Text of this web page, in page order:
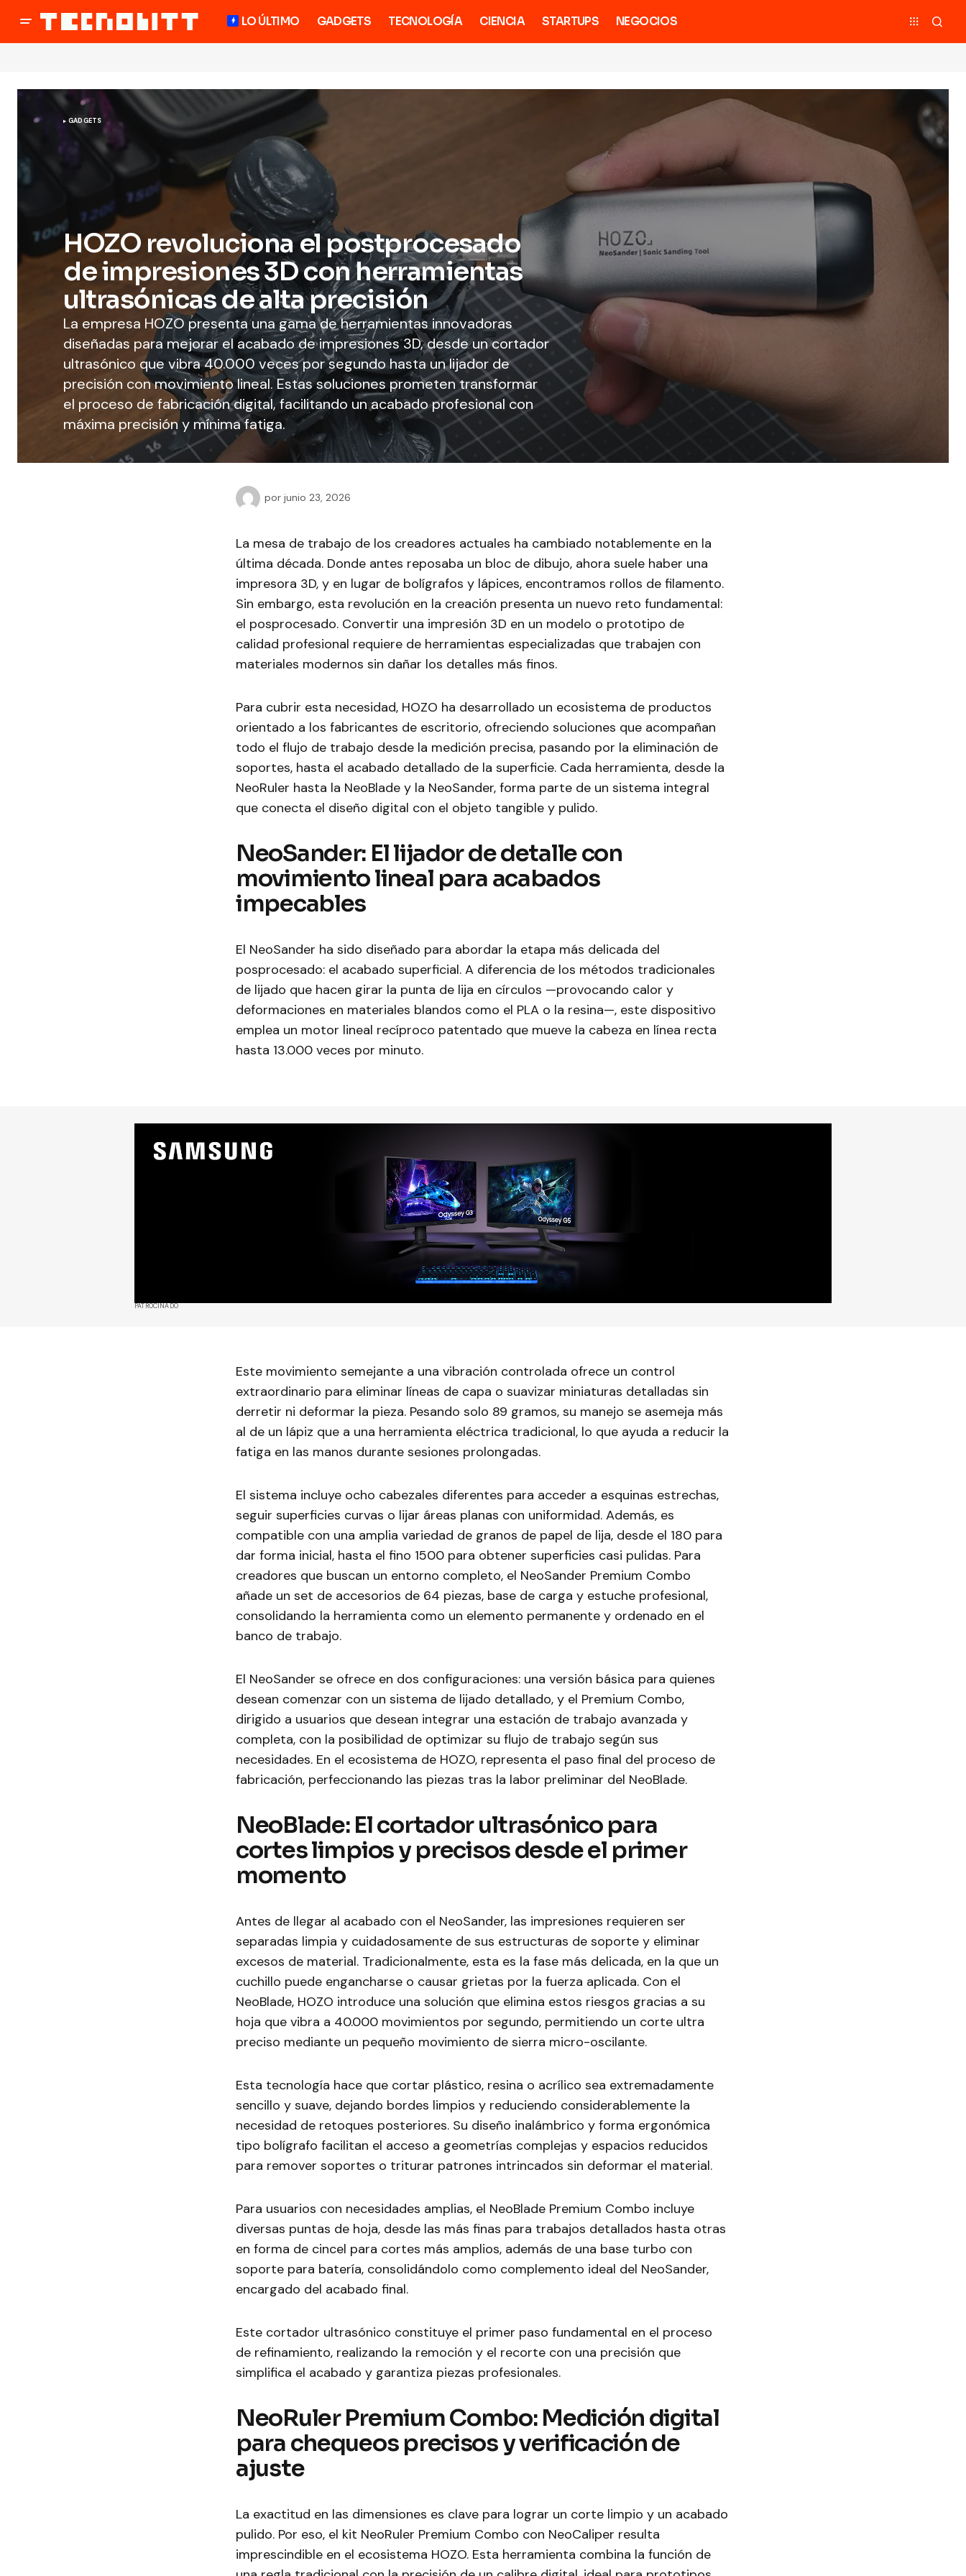
LO ÚLTIMO GADGETS TECNOLOGÍA CIENCIA STARTUPS NEGOCIOS
GADGETS
HOZO revoluciona el postprocesado
de impresiones 3D con herramientas
ultrasónicas de alta precisión
La empresa HOZO presenta una gama de herramientas innovadoras
diseñadas para mejorar el acabado de impresiones 3D, desde un cortador
ultrasónico que vibra 40.000 veces por segundo hasta un lijador de
precisión con movimiento lineal. Estas soluciones prometen transformar
el proceso de fabricación digital, facilitando un acabado profesional con
máxima precisión y mínima fatiga.
por junio 23, 2026
La mesa de trabajo de los creadores actuales ha cambiado notablemente en la
última década. Donde antes reposaba un bloc de dibujo, ahora suele haber una
impresora 3D, y en lugar de bolígrafos y lápices, encontramos rollos de filamento.
Sin embargo, esta revolución en la creación presenta un nuevo reto fundamental:
el posprocesado. Convertir una impresión 3D en un modelo o prototipo de
calidad profesional requiere de herramientas especializadas que trabajen con
materiales modernos sin dañar los detalles más finos.
Para cubrir esta necesidad, HOZO ha desarrollado un ecosistema de productos
orientado a los fabricantes de escritorio, ofreciendo soluciones que acompañan
todo el flujo de trabajo desde la medición precisa, pasando por la eliminación de
soportes, hasta el acabado detallado de la superficie. Cada herramienta, desde la
NeoRuler hasta la NeoBlade y la NeoSander, forma parte de un sistema integral
que conecta el diseño digital con el objeto tangible y pulido.
NeoSander: El lijador de detalle con
movimiento lineal para acabados
impecables
El NeoSander ha sido diseñado para abordar la etapa más delicada del
posprocesado: el acabado superficial. A diferencia de los métodos tradicionales
de lijado que hacen girar la punta de lija en círculos —provocando calor y
deformaciones en materiales blandos como el PLA o la resina—, este dispositivo
emplea un motor lineal recíproco patentado que mueve la cabeza en línea recta
hasta 13.000 veces por minuto.
PATROCINADO
Este movimiento semejante a una vibración controlada ofrece un control
extraordinario para eliminar líneas de capa o suavizar miniaturas detalladas sin
derretir ni deformar la pieza. Pesando solo 89 gramos, su manejo se asemeja más
al de un lápiz que a una herramienta eléctrica tradicional, lo que ayuda a reducir la
fatiga en las manos durante sesiones prolongadas.
El sistema incluye ocho cabezales diferentes para acceder a esquinas estrechas,
seguir superficies curvas o lijar áreas planas con uniformidad. Además, es
compatible con una amplia variedad de granos de papel de lija, desde el 180 para
dar forma inicial, hasta el fino 1500 para obtener superficies casi pulidas. Para
creadores que buscan un entorno completo, el NeoSander Premium Combo
añade un set de accesorios de 64 piezas, base de carga y estuche profesional,
consolidando la herramienta como un elemento permanente y ordenado en el
banco de trabajo.
El NeoSander se ofrece en dos configuraciones: una versión básica para quienes
desean comenzar con un sistema de lijado detallado, y el Premium Combo,
dirigido a usuarios que desean integrar una estación de trabajo avanzada y
completa, con la posibilidad de optimizar su flujo de trabajo según sus
necesidades. En el ecosistema de HOZO, representa el paso final del proceso de
fabricación, perfeccionando las piezas tras la labor preliminar del NeoBlade.
NeoBlade: El cortador ultrasónico para
cortes limpios y precisos desde el primer
momento
Antes de llegar al acabado con el NeoSander, las impresiones requieren ser
separadas limpia y cuidadosamente de sus estructuras de soporte y eliminar
excesos de material. Tradicionalmente, esta es la fase más delicada, en la que un
cuchillo puede engancharse o causar grietas por la fuerza aplicada. Con el
NeoBlade, HOZO introduce una solución que elimina estos riesgos gracias a su
hoja que vibra a 40.000 movimientos por segundo, permitiendo un corte ultra
preciso mediante un pequeño movimiento de sierra micro-oscilante.
Esta tecnología hace que cortar plástico, resina o acrílico sea extremadamente
sencillo y suave, dejando bordes limpios y reduciendo considerablemente la
necesidad de retoques posteriores. Su diseño inalámbrico y forma ergonómica
tipo bolígrafo facilitan el acceso a geometrías complejas y espacios reducidos
para remover soportes o triturar patrones intrincados sin deformar el material.
Para usuarios con necesidades amplias, el NeoBlade Premium Combo incluye
diversas puntas de hoja, desde las más finas para trabajos detallados hasta otras
en forma de cincel para cortes más amplios, además de una base turbo con
soporte para batería, consolidándolo como complemento ideal del NeoSander,
encargado del acabado final.
Este cortador ultrasónico constituye el primer paso fundamental en el proceso
de refinamiento, realizando la remoción y el recorte con una precisión que
simplifica el acabado y garantiza piezas profesionales.
NeoRuler Premium Combo: Medición digital
para chequeos precisos y verificación de
ajuste
La exactitud en las dimensiones es clave para lograr un corte limpio y un acabado
pulido. Por eso, el kit NeoRuler Premium Combo con NeoCaliper resulta
imprescindible en el ecosistema HOZO. Esta herramienta combina la función de